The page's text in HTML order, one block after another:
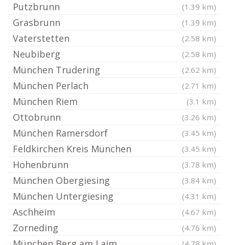
Putzbrunn (1.39 km)
Grasbrunn (1.39 km)
Vaterstetten (2.58 km)
Neubiberg (2.58 km)
München Trudering (2.62 km)
München Perlach (2.71 km)
München Riem (3.1 km)
Ottobrunn (3.26 km)
München Ramersdorf (3.45 km)
Feldkirchen Kreis München (3.45 km)
Hohenbrunn (3.78 km)
München Obergiesing (3.84 km)
München Untergiesing (4.31 km)
Aschheim (4.67 km)
Zorneding (4.76 km)